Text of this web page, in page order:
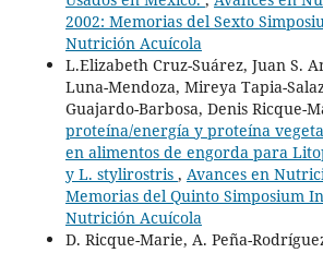
2002: Memorias del Sexto
Nutrición Acuícola
L.Elizabeth Cruz-Suárez, Juan S.
Luna-Mendoza, Mireya Tapia-
Guajardo-Barbosa, Denis Ricque-
proteína/energía y proteína
en alimentos de engorda para
y L. stylirostris , Avances en
Memorias del Quinto Simposium
Nutrición Acuícola
D. Ricque-Marie, A. Peña-